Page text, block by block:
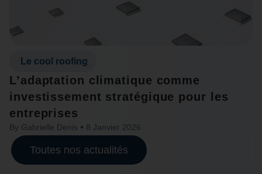
Le cool roofing
L’adaptation climatique comme
investissement stratégique pour les
entreprises
By Gabrielle Denis 8 Janvier 2026
Toutes nos actualités